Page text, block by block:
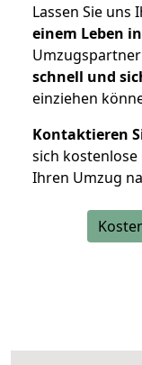
Lassen Sie uns
einem Leben
schnell und
einziehen
Kontaktieren
sich
Ihren Umzug